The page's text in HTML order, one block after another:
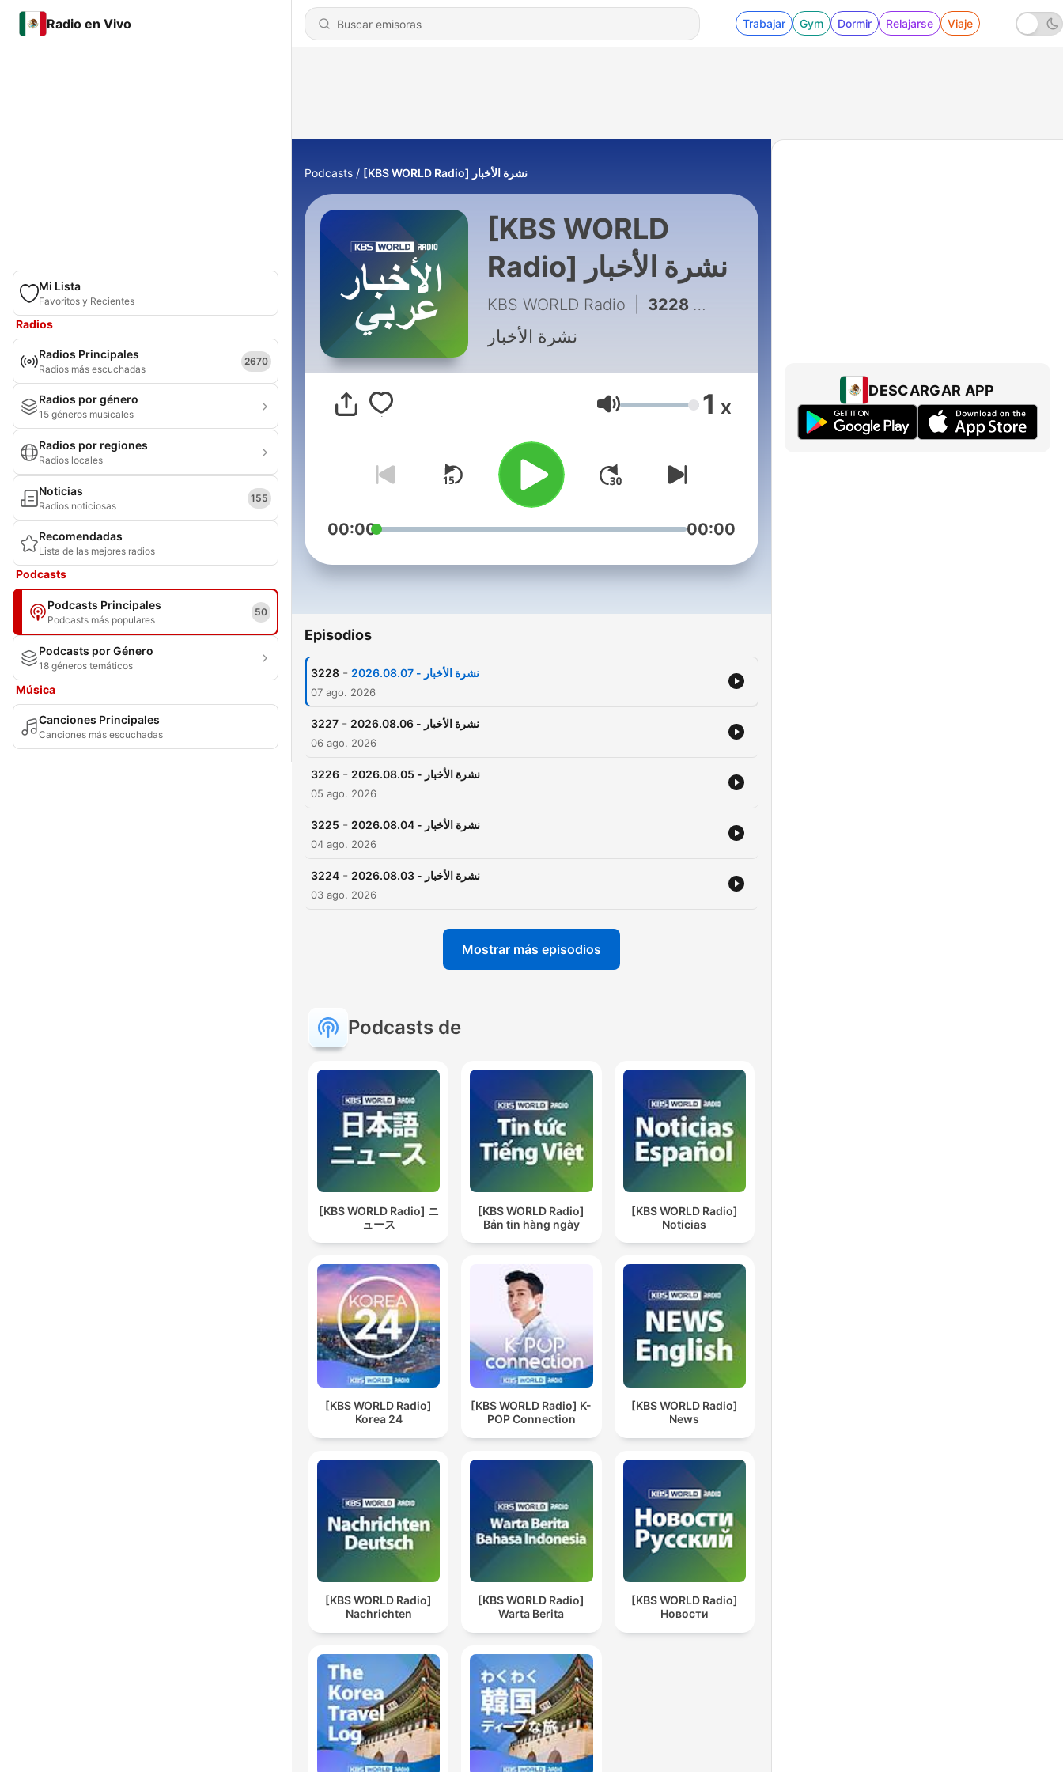
Radio en Vivo Trabajar Gym Dormir Relajarse Viaje
Mi Lista
Favoritos y Recientes
Radios
Radios Principales
Radios más escuchadas
2670
Radios por género
15 géneros musicales
Radios por regiones
Radios locales
Noticias
Radios noticiosas
155
Recomendadas
Lista de las mejores radios
Podcasts
Podcasts Principales
Podcasts más populares
50
Podcasts por Género
18 géneros temáticos
Música
Canciones Principales
Canciones más escuchadas
Podcasts [KBS WORLD Radio] نشرة الأخبار
[KBS WORLD
Radio] نشرة الأخبار
KBS WORLD Radio
نشرة الأخبار
Volumen 1 x
00:00 00:00
Episodios
3228 - نشرة الأخبار - 2026.08.07
07 ago. 2026
3227 - نشرة الأخبار - 2026.08.06
06 ago. 2026
3226 - نشرة الأخبار - 2026.08.05
05 ago. 2026
3225 - نشرة الأخبار - 2026.08.04
04 ago. 2026
3224 - نشرة الأخبار - 2026.08.03
03 ago. 2026
Mostrar más episodios
Podcasts de
[KBS WORLD Radio] ニ
ュース
[KBS WORLD Radio]
Bản tin hàng ngày
[KBS WORLD Radio]
Noticias
[KBS WORLD Radio]
Korea 24
[KBS WORLD Radio] K-
POP Connection
[KBS WORLD Radio]
News
[KBS WORLD Radio]
Nachrichten
[KBS WORLD Radio]
Warta Berita
[KBS WORLD Radio]
Новости
DESCARGAR APP